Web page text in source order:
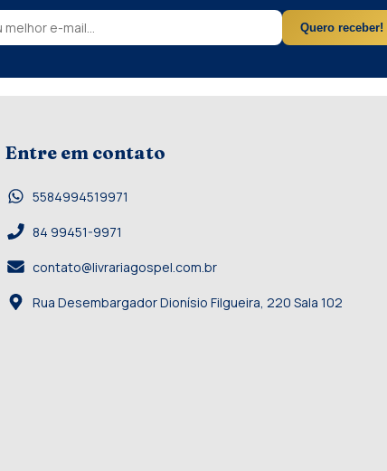
Quero receber!
Entre em contato
5584994519971
84 99451-9971
contato@livrariagospel.com.br
Rua Desembargador Dionísio Filgueira, 220 Sala 102